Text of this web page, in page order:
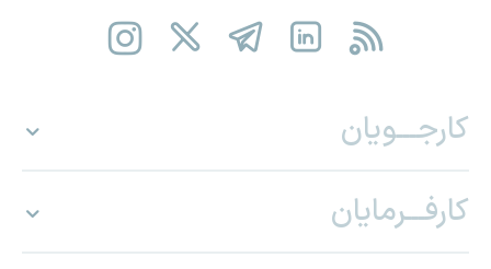
کارجـــویان
کارفـــرمایان